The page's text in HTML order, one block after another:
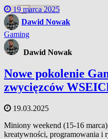
19 marca 2025
Dawid Nowak
Gaming
Dawid Nowak
Nowe pokolenie
zwycięzców
19.03.2025
Miniony weekend (15-16 marca)
kreatywności, programowania